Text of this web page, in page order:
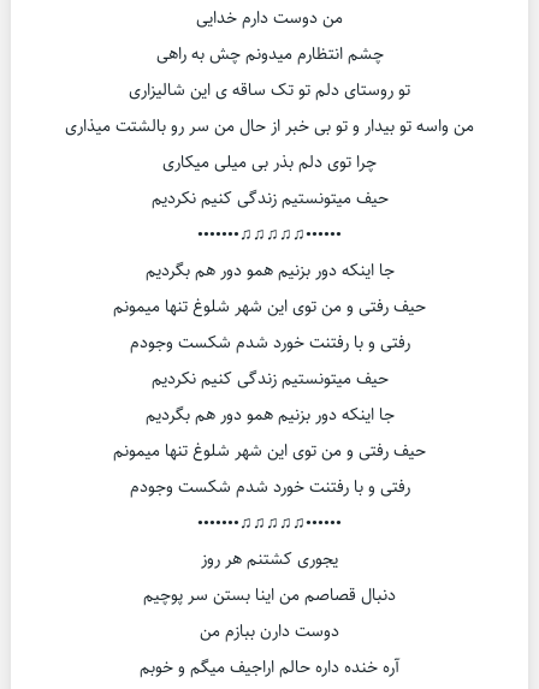
من دوست دارم خدایی
چشم انتظارم میدونم چش به راهی
تو روستای دلم تو تک ساقه ی این شالیزاری
من واسه تو بیدار و تو بی خبر از حال من سر رو بالشتت میذاری
چرا توی دلم بذر بی میلی میکاری
حیف میتونستیم زندگی کنیم نکردیم
••••••♫♫♫♫♫•••••••
جا اینکه دور بزنیم همو دور هم بگردیم
حیف رفتی و من توی این شهر شلوغ تنها میمونم
رفتی و با رفتنت خورد شدم شکست وجودم
حیف میتونستیم زندگی کنیم نکردیم
جا اینکه دور بزنیم همو دور هم بگردیم
حیف رفتی و من توی این شهر شلوغ تنها میمونم
رفتی و با رفتنت خورد شدم شکست وجودم
••••••♫♫♫♫♫•••••••
یجوری کشتنم هر روز
دنبال قصاصم من اینا بستن سر پوچیم
دوست دارن ببازم من
آره خنده داره حالم اراجیف میگم و خوبم